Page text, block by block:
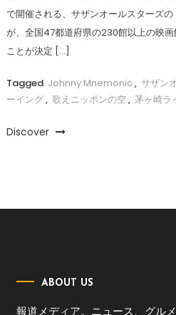
で開催される、サザンオールスターズ
が、全国47都道府県の230館以上の映
ことが決定 […]
Tagged Johnny Mnemonic , サザン
ーイング, 歌えニッポンの空, 茅ヶ崎ラ
Discover
ABOUT US
報道メディア。ニュース、グル